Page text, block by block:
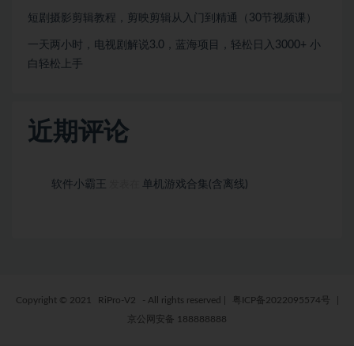
短剧摄影剪辑教程，剪映剪辑从入门到精通（30节视频课）
一天两小时，电视剧解说3.0，蓝海项目，轻松日入3000+ 小
白轻松上手
近期评论
软件小霸王 单机游戏合集(含离线)
Copyright © 2021 RiPro-V2 - All rights reserved 粤ICP备2022095574号
京公网安备 188888888